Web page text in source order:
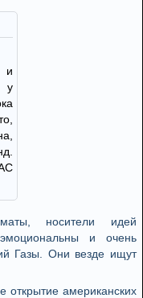
и
у
носители идей
и очень
Газы. Они везде ищут
открытие американских